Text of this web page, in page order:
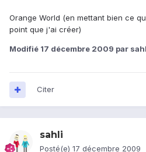
Orange World (en mettant bien ce
point que j'ai créer)
Modifié 17 décembre 2009 par
Citer
sahli
Posté(e) 17 décembre 2009